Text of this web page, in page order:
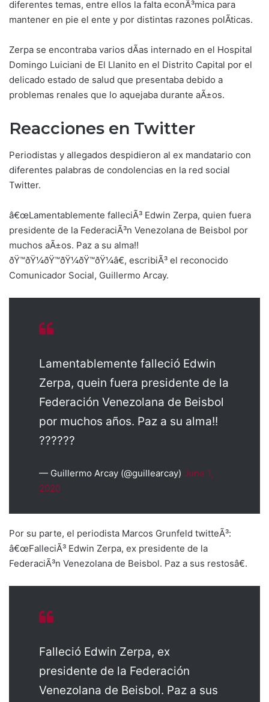
diferentes temas, entre ellos la falta econÃ³mica para
mantener en pie el ente y por distintas razones polÃ­ticas.
Zerpa se encontraba varios dÃ­as internado en el Hospital
Domingo Luiciani de El Llanito en el Distrito Capital por el
delicado estado de salud que presentaba debido a
problemas renales que lo aquejaba durante aÃ±os.
Reacciones en Twitter
Periodistas y allegados despidieron al ex mandatario con
diferentes palabras de condolencias en la red social
Twitter.
â€œLamentablemente falleciÃ³ Edwin Zerpa, quien fuera
presidente de la FederaciÃ³n Venezolana de Beisbol por
muchos aÃ±os. Paz a su alma!!
ðŸ™ðŸ¼ðŸ™ðŸ¼ðŸ™ðŸ¼â€, escribiÃ³ el reconocido
Comunicador Social, Guillermo Arcay.
Lamentablemente falleció Edwin
Zerpa, quein fuera presidente de la
Federación Venezolana de Beisbol
por muchos años. Paz a su alma!!
??????
— Guillermo Arcay (@guillearcay) June 1,
2020
Por su parte, el periodista Marcos Grunfeld twitteÃ³:
â€œFalleciÃ³ Edwin Zerpa, ex presidente de la
FederaciÃ³n Venezolana de Beisbol. Paz a sus restosâ€.
Falleció Edwin Zerpa, ex
presidente de la Federación
Venezolana de Beisbol. Paz a sus